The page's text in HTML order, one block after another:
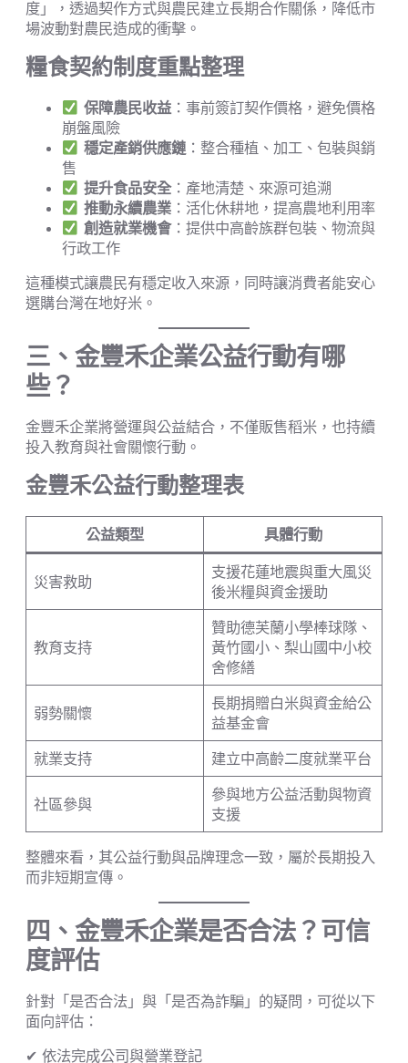
度」，透過契作方式與農民建立長期合作關係，降低市
場波動對農民造成的衝擊。
糧食契約制度重點整理
保障農民收益：事前簽訂契作價格，避免價格
崩盤風險
穩定產銷供應鏈：整合種植、加工、包裝與銷
售
提升食品安全：產地清楚、來源可追溯
推動永續農業：活化休耕地，提高農地利用率
創造就業機會：提供中高齡族群包裝、物流與
行政工作
這種模式讓農民有穩定收入來源，同時讓消費者能安心
選購台灣在地好米。
三、金豐禾企業公益行動有哪
些？
金豐禾企業將營運與公益結合，不僅販售稻米，也持續
投入教育與社會關懷行動。
金豐禾公益行動整理表
公益類型 具體行動
災害救助
支援花蓮地震與重大風災
後米糧與資金援助
教育支持
贊助德芙蘭小學棒球隊、
黃竹國小、梨山國中小校
舍修繕
弱勢關懷
長期捐贈白米與資金給公
益基金會
就業支持
建立中高齡二度就業平台
社區參與
參與地方公益活動與物資
支援
整體來看，其公益行動與品牌理念一致，屬於長期投入
而非短期宣傳。
四、金豐禾企業是否合法？可信
度評估
針對「是否合法」與「是否為詐騙」的疑問，可從以下
面向評估：
✔ 依法完成公司與營業登記